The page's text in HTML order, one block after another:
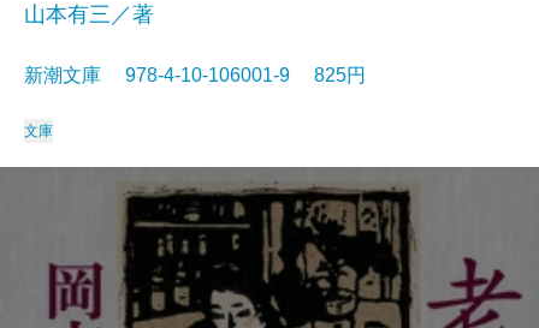
山本有三／著
新潮文庫 978-4-10-106001-9 825円
文庫